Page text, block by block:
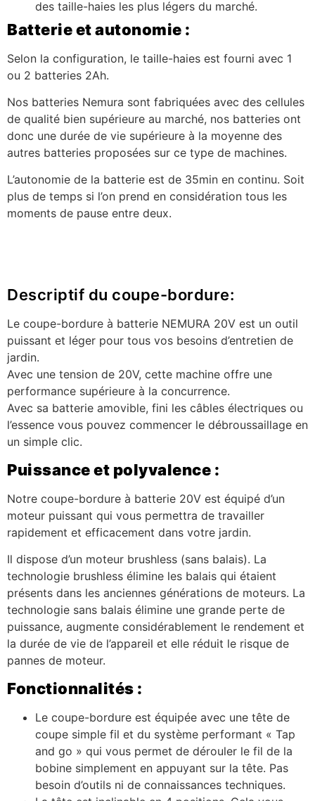
des taille-haies les plus légers du marché.
Batterie et autonomie :
Selon la configuration, le taille-haies est fourni avec 1
ou 2 batteries 2Ah.
Nos batteries Nemura sont fabriquées avec des cellules
de qualité bien supérieure au marché, nos batteries ont
donc une durée de vie supérieure à la moyenne des
autres batteries proposées sur ce type de machines.
L’autonomie de la batterie est de 35min en continu. Soit
plus de temps si l’on prend en considération tous les
moments de pause entre deux.
Descriptif du coupe-bordure:
Le coupe-bordure à batterie NEMURA 20V est un outil
puissant et léger pour tous vos besoins d’entretien de
jardin.
Avec une tension de 20V, cette machine offre une
performance supérieure à la concurrence.
Avec sa batterie amovible, fini les câbles électriques ou
l’essence vous pouvez commencer le débroussaillage en
un simple clic.
Puissance et polyvalence :
Notre coupe-bordure à batterie 20V est équipé d’un
moteur puissant qui vous permettra de travailler
rapidement et efficacement dans votre jardin.
Il dispose d’un moteur brushless (sans balais). La
technologie brushless élimine les balais qui étaient
présents dans les anciennes générations de moteurs. La
technologie sans balais élimine une grande perte de
puissance, augmente considérablement le rendement et
la durée de vie de l’appareil et elle réduit le risque de
pannes de moteur.
Fonctionnalités :
Le coupe-bordure est équipée avec une tête de
coupe simple fil et du système performant « Tap
and go » qui vous permet de dérouler le fil de la
bobine simplement en appuyant sur la tête. Pas
besoin d’outils ni de connaissances techniques.